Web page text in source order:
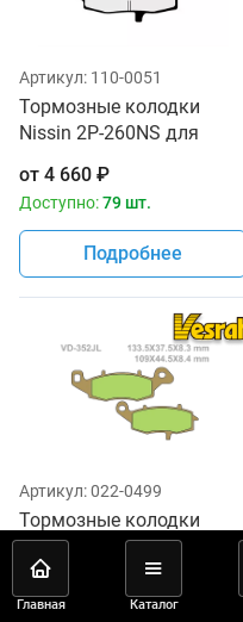
Артикул: 110-0051
Тормозные колодки
Nissin 2P-260NS для
от 4 660 ₽
Доступно:79 шт.
Подробнее
Артикул:022-0499
Тормозные колодки
Vesrah VD 352JL для
мотоциклов
3 260
Главная Каталог